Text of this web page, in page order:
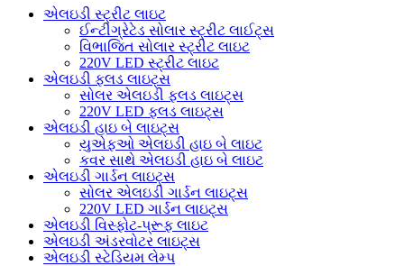
એલઇડી સ્ટ્રીટ લાઇટ
ઈન્ટીગ્રેટેડ સોલાર સ્ટ્રીટ લાઈટ્સ
વિભાજિત સોલાર સ્ટ્રીટ લાઇટ
220V LED સ્ટ્રીટ લાઇટ
એલઇડી ફ્લડ લાઇટ્સ
સોલર એલઇડી ફ્લડ લાઇટ્સ
220V LED ફ્લડ લાઇટ્સ
એલઇડી હાઇ બે લાઇટ્સ
યુએફઓ એલઇડી હાઇ બે લાઇટ
કવર સાથે એલઇડી હાઇ બે લાઇટ
એલઇડી ગાર્ડન લાઇટ્સ
સોલર એલઇડી ગાર્ડન લાઇટ્સ
220V LED ગાર્ડન લાઇટ્સ
એલઇડી વિસ્ફોટ-પ્રૂફ લાઇટ
એલઇડી અંડરવોટર લાઇટ્સ
એલઇડી સ્ટેડિયમ લેમ્પ